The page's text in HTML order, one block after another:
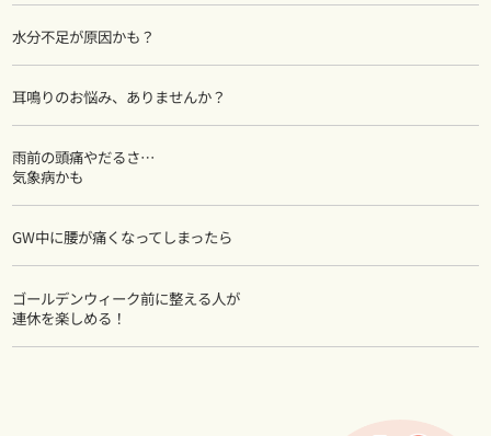
水分不足が原因かも？
耳鳴りのお悩み、ありませんか？
雨前の頭痛やだるさ…
気象病かも
GW中に腰が痛くなってしまったら
ゴールデンウィーク前に整える人が
連休を楽しめる！